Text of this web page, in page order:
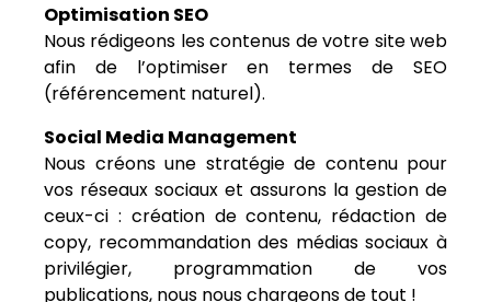
Optimisation SEO
Nous rédigeons les contenus de votre site web
afin de l’optimiser en termes de SEO
(référencement naturel).
Social Media Management
Nous créons une stratégie de contenu pour
vos réseaux sociaux et assurons la gestion de
ceux-ci : création de contenu, rédaction de
copy, recommandation des médias sociaux à
privilégier, programmation de vos
publications, nous nous chargeons de tout !